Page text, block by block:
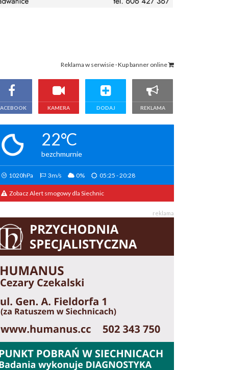
Reklama w serwisie · Kup banner online
KAMERA DODAJ REKLAMA
22°C
bezchmurnie
1020hPa 3m/s 0% 05:25 - 20:28
Zobacz Alert smogowy dla Siechnic
reklama